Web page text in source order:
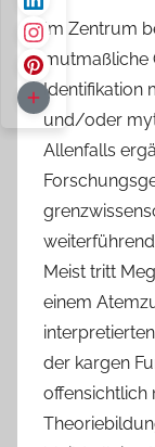
Im Zentrum
mutmaßliche
Identifikation
und/oder
Allenfalls
Meist tritt
einem
der kargen
offensichtlich